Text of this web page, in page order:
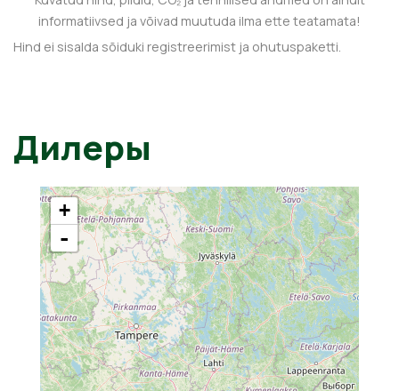
informatiivsed ja võivad muutuda ilma ette teatamata!
Hind ei sisalda sõiduki registreerimist ja ohutuspaketti.
Дилеры
+
-